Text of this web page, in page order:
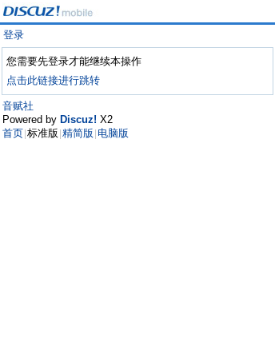
登录
您需要先登录才能继续本操作
点击此链接进行跳转
音赋社
Powered by Discuz! X2
首页 标准版 精简版 电脑版